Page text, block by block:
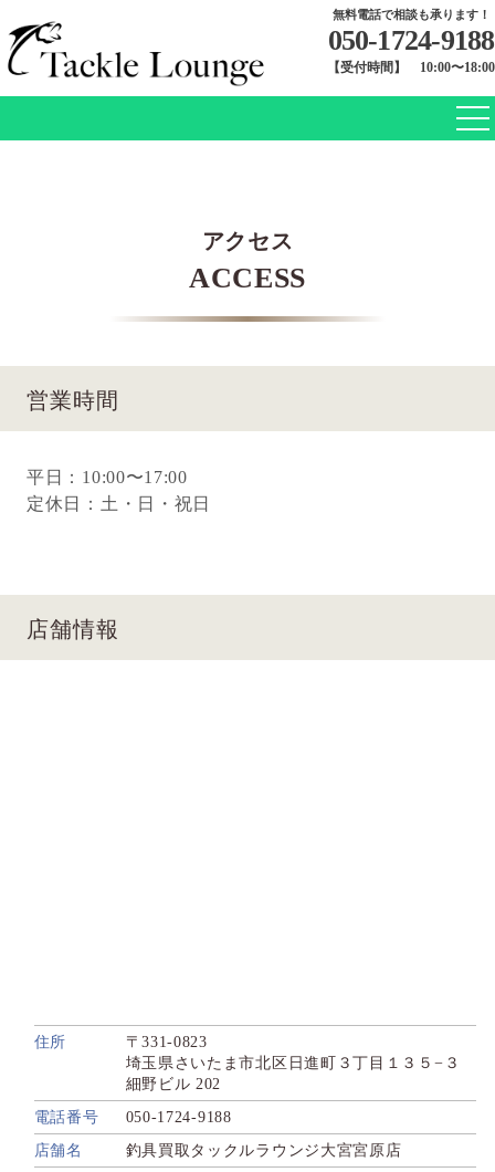
無料電話で相談も承ります！
050-1724-9188
【受付時間】 10:00〜18:00
アクセス
ACCESS
営業時間
平日：10:00〜17:00
定休日：土・日・祝日
店舗情報
住所
〒331-0823
埼玉県さいたま市北区日進町３丁目１３５−３
細野ビル 202
電話番号
050-1724-9188
店舗名
釣具買取タックルラウンジ大宮宮原店